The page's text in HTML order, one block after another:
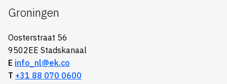
Groningen
Oosterstraat 56
9502EE Stadskanaal
E info_nl@ek.co
T +31 88 070 0600